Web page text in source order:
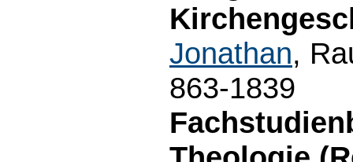
Jonathan,
863-1839